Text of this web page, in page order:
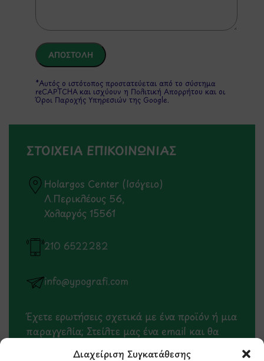
Διαχείριση Συγκατάθεσης
*Αυτός ο ιστότοπος προστατεύεται από το σύστημα
reCAPTCHA και ισχύουν η Πολιτική Απορρήτου και οι
Όροι Παροχής Υπηρεσιώντης Google.
ΣΤΟΙΧΕΙΑ ΕΠΙΚΟΙΝΩΝΙΑΣ
Holargos Center (Ισόγειο)
Λ.Περικλέους 56,
Χολαργός 15561
210 6522282
info@ypografi.com
Έχετε ερωτήσεις σχετικά με ένα προϊόν ή μια
παραγγελία; Στείλτε μας ένα email και θα